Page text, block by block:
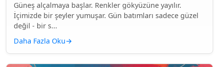
Güneş alçalmaya başlar. Renkler gökyüzüne yayılır.
İçimizde bir şeyler yumuşar. Gün batımları sadece güzel
değil - bir s...
Daha Fazla Oku→